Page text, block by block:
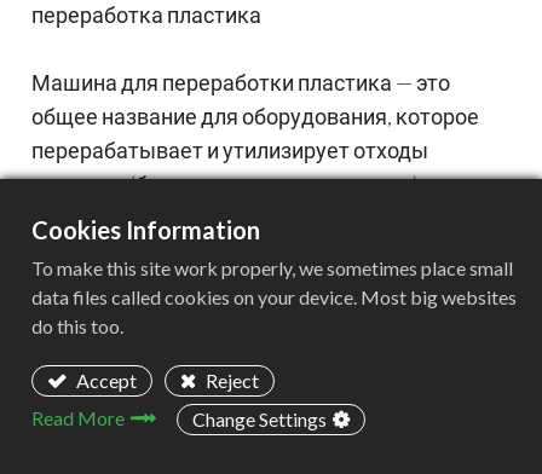
переработка пластика
Машина для переработки пластика — это
общее название для оборудования, которое
перерабатывает и утилизирует отходы
пластика (бытовые и промышленные).
Технология пиролиза пластика все еще
исследований, поэтому машина для
переработки пластика в основном относится к
отходов пластика, включая оборудование для
предварительной обработки и оборудование
Cookies Information
To make this site work properly, we sometimes place small
data files called cookies on your device. Most big websites
do this too.
Accept
Reject
Read More
Change Settings